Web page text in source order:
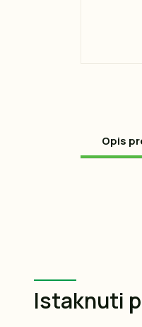
Opis
Istaknuti